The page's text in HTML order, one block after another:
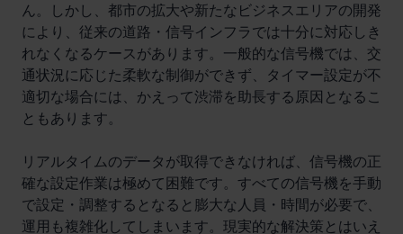
ん。しかし、都市の拡大や新たなビジネスエリアの開発
により、従来の道路・信号インフラでは十分に対応しき
れなくなるケースがあります。一般的な信号機では、交
通状況に応じた柔軟な制御ができず、タイマー設定が不
適切な場合には、かえって渋滞を助長する原因となるこ
ともあります。
リアルタイムのデータが取得できなければ、信号機の正
確な設定作業は極めて困難です。すべての信号機を手動
で設定・調整するとなると膨大な人員・時間が必要で、
運用も複雑化してしまいます。現実的な解決策とはいえ